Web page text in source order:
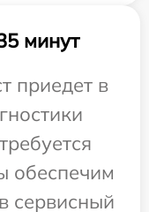
минут
приедет в
обеспечим
сервисный